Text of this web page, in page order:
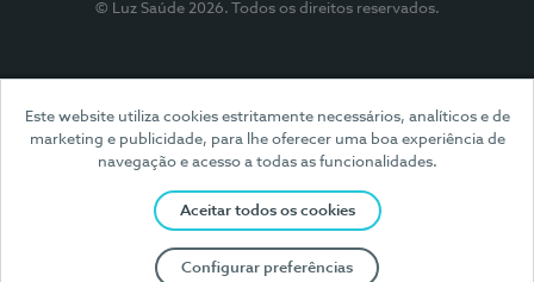
Este website utiliza cookies estritamente necessários, analíticos e de
marketing e publicidade, para lhe oferecer uma boa experiência de
navegação e acesso a todas as funcionalidades.
Aceitar todos os cookies
Configurar preferências
© Luz Saúde 2026. Todos os direitos reservados.